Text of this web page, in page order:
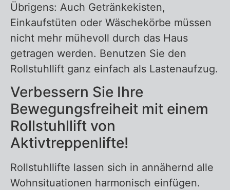
Übrigens: Auch Getränkekisten,
Einkaufstüten oder Wäschekörbe müssen
nicht mehr mühevoll durch das Haus
getragen werden. Benutzen Sie den
Rollstuhllift ganz einfach als Lastenaufzug.
Verbessern Sie Ihre
Bewegungsfreiheit mit einem
Rollstuhllift von
Aktivtreppenlifte!
Rollstuhllifte lassen sich in annähernd alle
Wohnsituationen harmonisch einfügen.